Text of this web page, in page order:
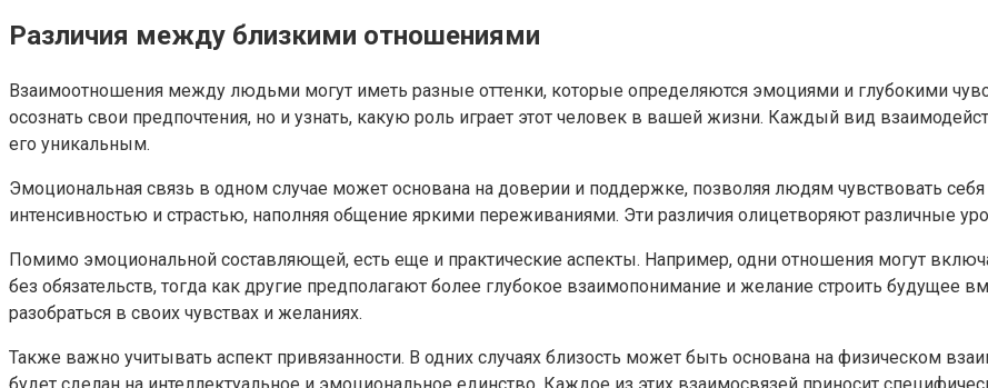
Различия между близкими отношениями
Взаимоотношения между людьми могут иметь разные оттенки, которые определяются эмоциями и глубокими
осознать свои предпочтения, но и узнать, какую роль играет этот человек в вашей жизни. Каждый вид
его уникальным.
Эмоциональная связь в одном случае может основана на доверии и поддержке, позволяя людям чувствовать себя
интенсивностью и страстью, наполняя общение яркими переживаниями. Эти различия олицетворяют различные
Помимо эмоциональной составляющей, есть еще и практические аспекты. Например, одни отношения могут
без обязательств, тогда как другие предполагают более глубокое взаимопонимание и желание строить будущее
разобраться в своих чувствах и желаниях.
Также важно учитывать аспект привязанности. В одних случаях близость может быть основана на физическом
будет сделан на интеллектуальное и эмоциональное единство. Каждое из этих взаимосвязей приносит